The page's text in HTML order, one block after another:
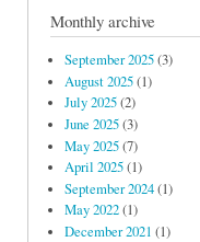
Monthly archive
September 2025(3)
August 2025(1)
July 2025(2)
June 2025(3)
May 2025(7)
April 2025(1)
September 2024(1)
May 2022(1)
December 2021 (1)